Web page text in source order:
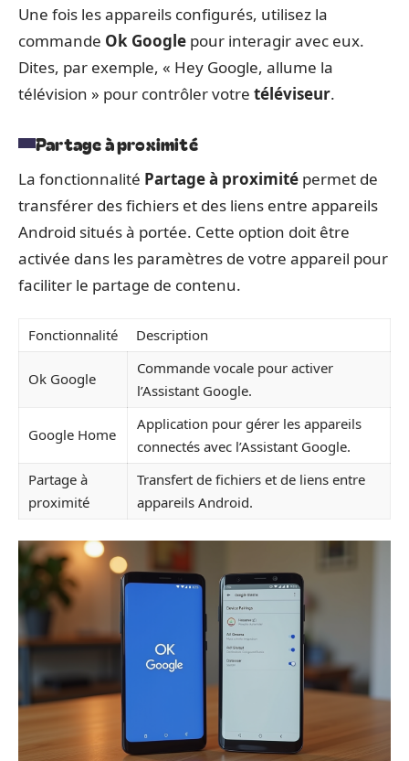
Une fois les appareils configurés, utilisez la
commande Ok Google pour interagir avec eux.
Dites, par exemple, « Hey Google, allume la
télévision » pour contrôler votre téléviseur.
Partage à proximité
La fonctionnalité Partage à proximité permet de
transférer des fichiers et des liens entre appareils
Android situés à portée. Cette option doit être
activée dans les paramètres de votre appareil pour
faciliter le partage de contenu.
Fonctionnalité Description
Ok Google
Commande vocale pour activer
l’Assistant Google.
Google Home
Application pour gérer les appareils
connectés avec l’Assistant Google.
Partage à
proximité
Transfert de fichiers et de liens entre
appareils Android.